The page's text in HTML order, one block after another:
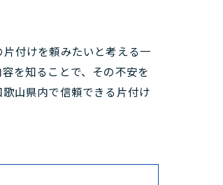
付けを頼みたいと考える一
を知ることで、その不安を
山県内で信頼できる片付け